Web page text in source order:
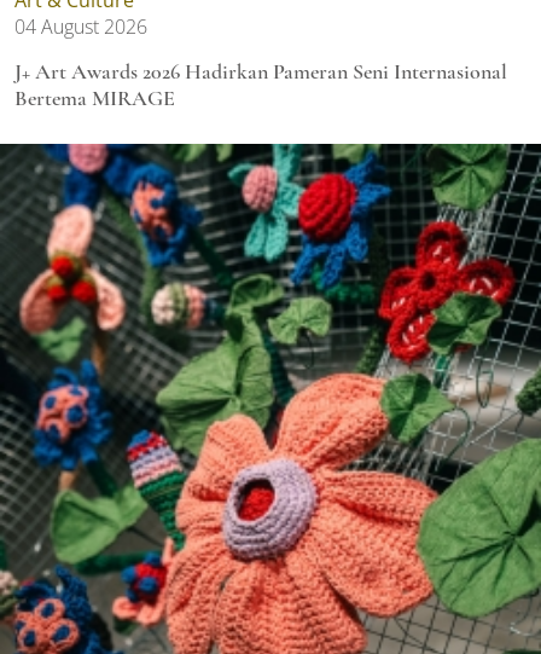
04 August 2026
J+ Art Awards 2026 Hadirkan Pameran Seni Internasional
Bertema MIRAGE